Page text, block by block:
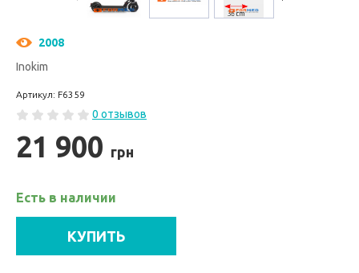
2008
Inokim
Артикул: F6359
0 отзывов
21 900 грн
Есть в наличии
КУПИТЬ